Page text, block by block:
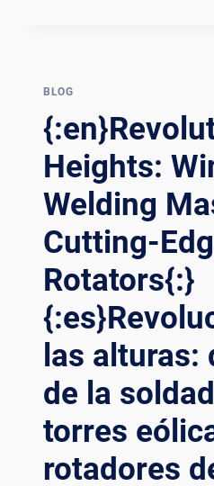
CUTTING-
EDGE
WELDING
ROTATORS{:}
LA
SOLDADURA
DE
TORRES
EÓLICAS:
LA
EFICIENCIA
CON
ROTADORES
DE
SOLDADURA
BLOG
Heights:
Welding
Cutting-
Rotators{:}
las alturas:
de la
torres
rotadores